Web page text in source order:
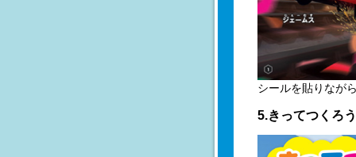
シールを貼りなが
5.きってつくろ